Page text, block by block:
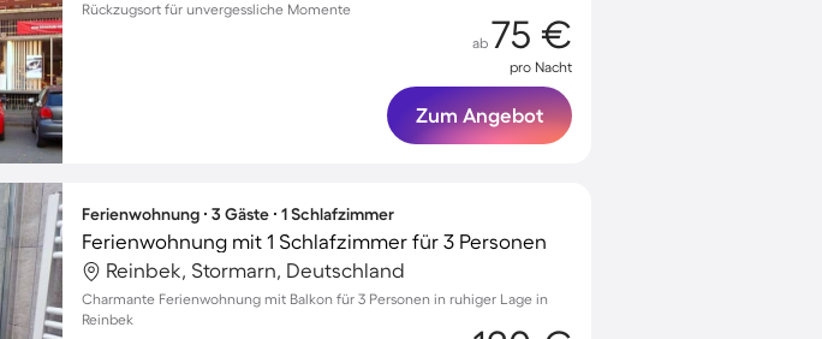
Rückzugsort für unvergessliche Momente
ab 75 €
pro Nacht
Zum Angebot
Ferienwohnung ∙ 3 Gäste ∙ 1 Schlafzimmer
Ferienwohnung mit 1 Schlafzimmer für 3 Personen
Reinbek, Stormarn, Deutschland
Charmante Ferienwohnung mit Balkon für 3 Personen in ruhiger Lage in
Reinbek